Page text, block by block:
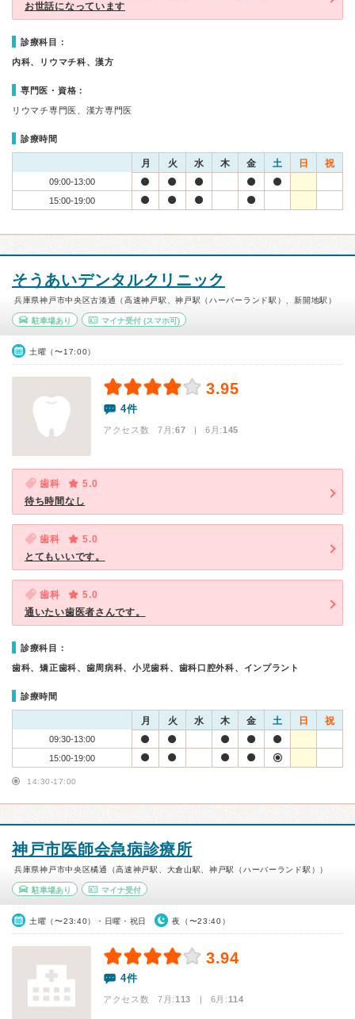
お世話になっています
診療科目：
内科、リウマチ科、漢方
専門医・資格：
リウマチ専門医、漢方専門医
診療時間
月 火 水 木 金 土 日 祝
09:00-13:00
15:00-19:00
そうあいデンタルクリニック
兵庫県神戸市中央区古湊通（高速神戸駅、神戸駅（ハーバーランド駅）、新開地駅）
駐車場あり マイナ受付(スマホ可)
土曜（〜17:00）
3.95
4件
アクセス数 7月:67 | 6月:145
歯科
5.0
待ち時間なし
歯科
5.0
とてもいいです。
歯科
5.0
通いたい歯医者さんです。
診療科目：
歯科、矯正歯科、歯周病科、小児歯科、歯科口腔外科、インプラント
診療時間
月 火 水 木 金 土 日 祝
09:30-13:00
15:00-19:00
14:30-17:00
神戸市医師会急病診療所
兵庫県神戸市中央区橘通（高速神戸駅、大倉山駅、神戸駅（ハーバーランド駅））
駐車場あり マイナ受付
土曜（〜23:40）・日曜・祝日 夜（〜23:40）
3.94
4件
アクセス数 7月:113 | 6月:114